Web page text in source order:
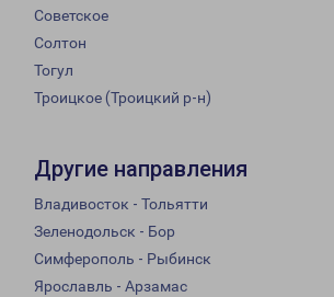
Советское
Солтон
Тогул
Троицкое (Троицкий р-н)
Другие направления
Владивосток - Тольятти
Зеленодольск - Бор
Симферополь - Рыбинск
Ярославль - Арзамас